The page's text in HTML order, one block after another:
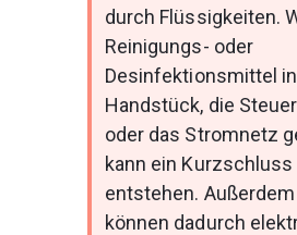
durch Flüssigkeiten.
Reinigungs- oder
Desinfektionsmittel
Handstück, die
oder das Stromnetz
kann ein Kurzschluss
entstehen. Außerdem
können dadurch